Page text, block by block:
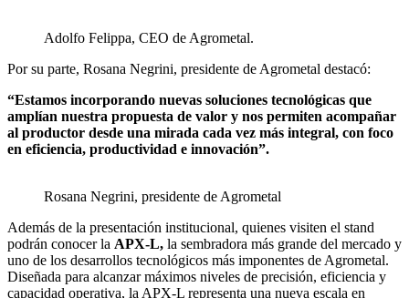
Adolfo Felippa, CEO de Agrometal.
Por su parte, Rosana Negrini, presidente de Agrometal destacó:
“Estamos incorporando nuevas soluciones tecnológicas que
amplían nuestra propuesta de valor y nos permiten acompañar
al productor desde una mirada cada vez más integral, con foco
en eficiencia, productividad e innovación”.
Rosana Negrini, presidente de Agrometal
Además de la presentación institucional, quienes visiten el stand
podrán conocer la APX-L, la sembradora más grande del mercado y
uno de los desarrollos tecnológicos más imponentes de Agrometal.
Diseñada para alcanzar máximos niveles de precisión, eficiencia y
capacidad operativa, la APX-L representa una nueva escala en